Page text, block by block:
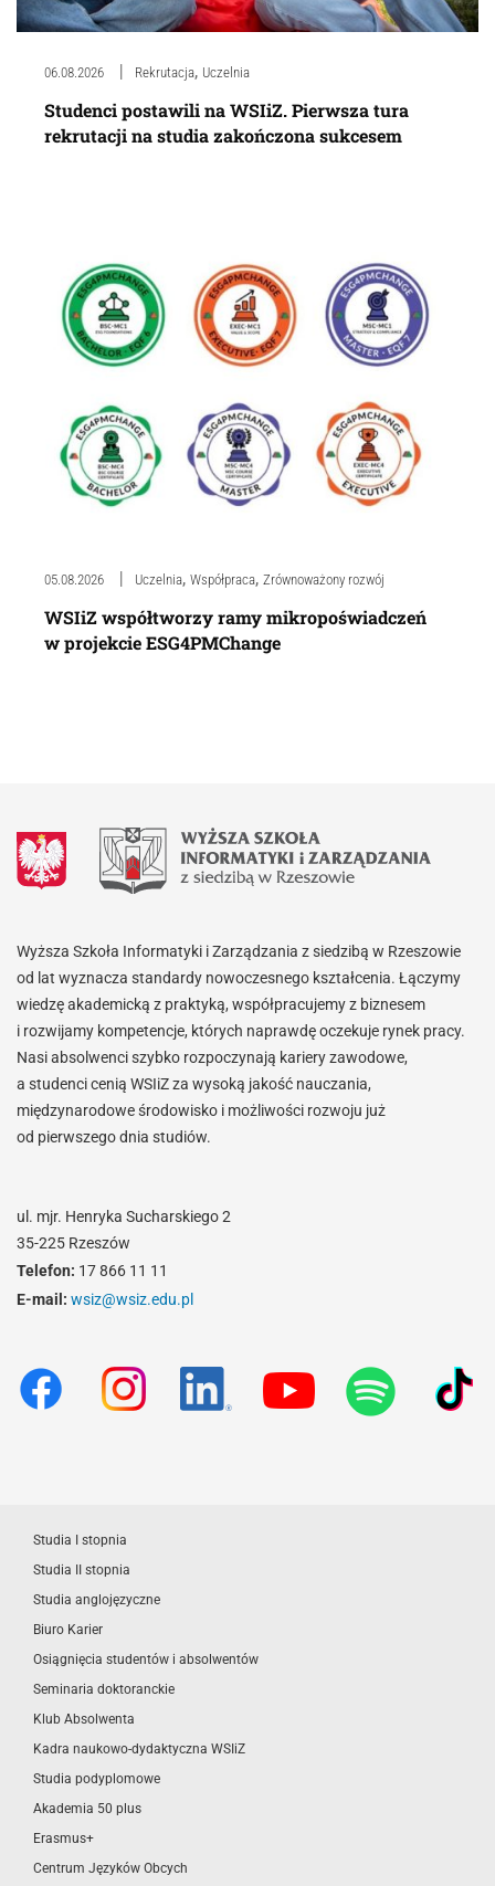
06.08.2026 Rekrutacja, Uczelnia
Studenci postawili na WSIiZ. Pierwsza tura
rekrutacji na studia zakończona sukcesem
05.08.2026 Uczelnia, Współpraca, Zrównoważony rozwój
WSIiZ współtworzy ramy mikropoświadczeń
w projekcie ESG4PMChange
Wyższa Szkoła Informatyki i Zarządzania z siedzibą w Rzeszowie
od lat wyznacza standardy nowoczesnego kształcenia. Łączymy
wiedzę akademicką z praktyką, współpracujemy z biznesem
i rozwijamy kompetencje, których naprawdę oczekuje rynek pracy.
Nasi absolwenci szybko rozpoczynają kariery zawodowe,
a studenci cenią WSIiZ za wysoką jakość nauczania,
międzynarodowe środowisko i możliwości rozwoju już
od pierwszego dnia studiów.
ul. mjr. Henryka Sucharskiego 2
35-225 Rzeszów
Telefon: 17 866 11 11
E-mail: wsiz@wsiz.edu.pl
Studia I stopnia
Studia II stopnia
Studia anglojęzyczne
Biuro Karier
Osiągnięcia studentów i absolwentów
Seminaria doktoranckie
Klub Absolwenta
Kadra naukowo-dydaktyczna WSIiZ
Studia podyplomowe
Akademia 50 plus
Erasmus+
Centrum Języków Obcych